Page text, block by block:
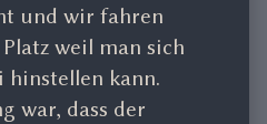
und wir fahren
weil man sich
kann.
war, dass der